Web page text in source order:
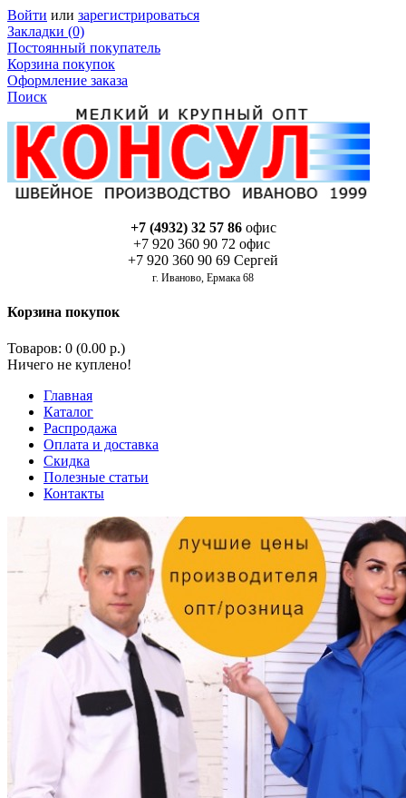
Войти или зарегистрироваться
Закладки (0)
Постоянный покупатель
Корзина покупок
Оформление заказа
Поиск
+7 (4932) 32 57 86офис
+7 920 360 90 72 офис
+7 920 360 90 69 Сергей
г. Иваново, Ермака 68
Корзина покупок
Товаров: 0 (0.00 р.)
Ничего не куплено!
Главная
Каталог
Распродажа
Оплата и доставка
Скидка
Полезные статьи
Контакты